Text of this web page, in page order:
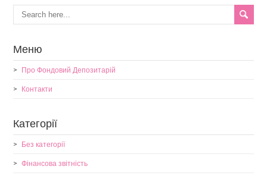
Меню
Про Фондовий Депозитарій
Контакти
Категорії
Без категорії
Фінансова звітність